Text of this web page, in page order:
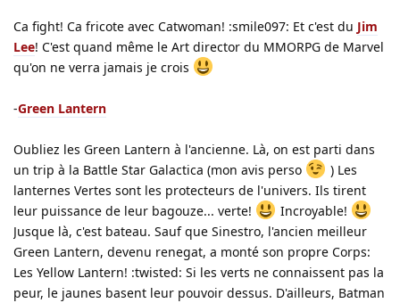
Ca fight! Ca fricote avec Catwoman! :smile097: Et c'est du Jim
Lee! C'est quand même le Art director du MMORPG de Marvel
qu'on ne verra jamais je crois
-Green Lantern
Oubliez les Green Lantern à l'ancienne. Là, on est parti dans
un trip à la Battle Star Galactica (mon avis perso
) Les
lanternes Vertes sont les protecteurs de l'univers. Ils tirent
leur puissance de leur bagouze... verte!
Incroyable!
Jusque là, c'est bateau. Sauf que Sinestro, l'ancien meilleur
Green Lantern, devenu renegat, a monté son propre Corps:
Les Yellow Lantern! :twisted: Si les verts ne connaissent pas la
peur, le jaunes basent leur pouvoir dessus. D'ailleurs, Batman